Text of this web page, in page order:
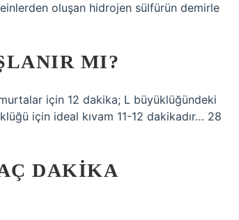
oluşan hidrojen sülfürün demirle
MI?
için 12 dakika; L büyüklüğündeki
için ideal kıvam 11-12 dakikadır… 28
DAKIKA